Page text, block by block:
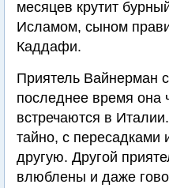
месяцев крутит
Исламом, сыном
Каддафи.
Приятель Вайнерман
последнее время она
встречаются в
тайно, с
другую. Другой
влюблены и даже